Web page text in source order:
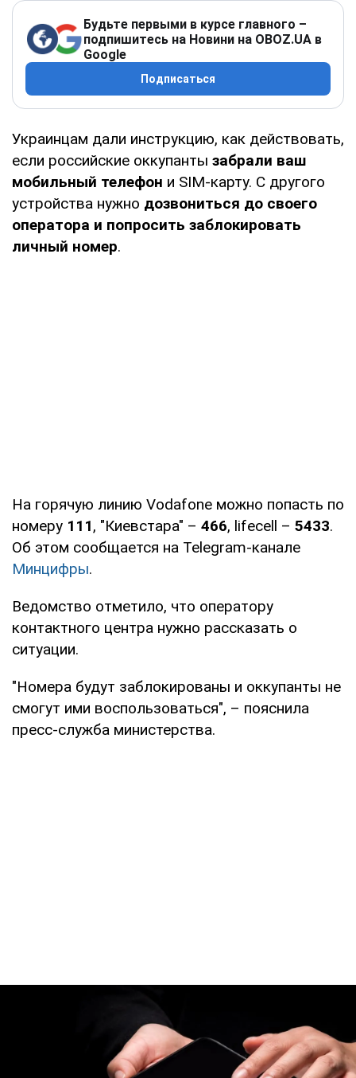
Будьте первыми в курсе главного –
подпишитесь на Новини на OBOZ.UA в
Google
Подписаться
Украинцам дали инструкцию, как действовать,
если российские оккупанты забрали ваш
мобильный телефон и SIM-карту. С другого
устройства нужно дозвониться до своего
оператора и попросить заблокировать
личный номер.
На горячую линию Vodafone можно попасть по
номеру 111, "Киевстара" – 466, lifecell – 5433.
Об этом сообщается на Telegram-канале
Минцифры.
Ведомство отметило, что оператору
контактного центра нужно рассказать о
ситуации.
"Номера будут заблокированы и оккупанты не
смогут ими воспользоваться", – пояснила
пресс-служба министерства.